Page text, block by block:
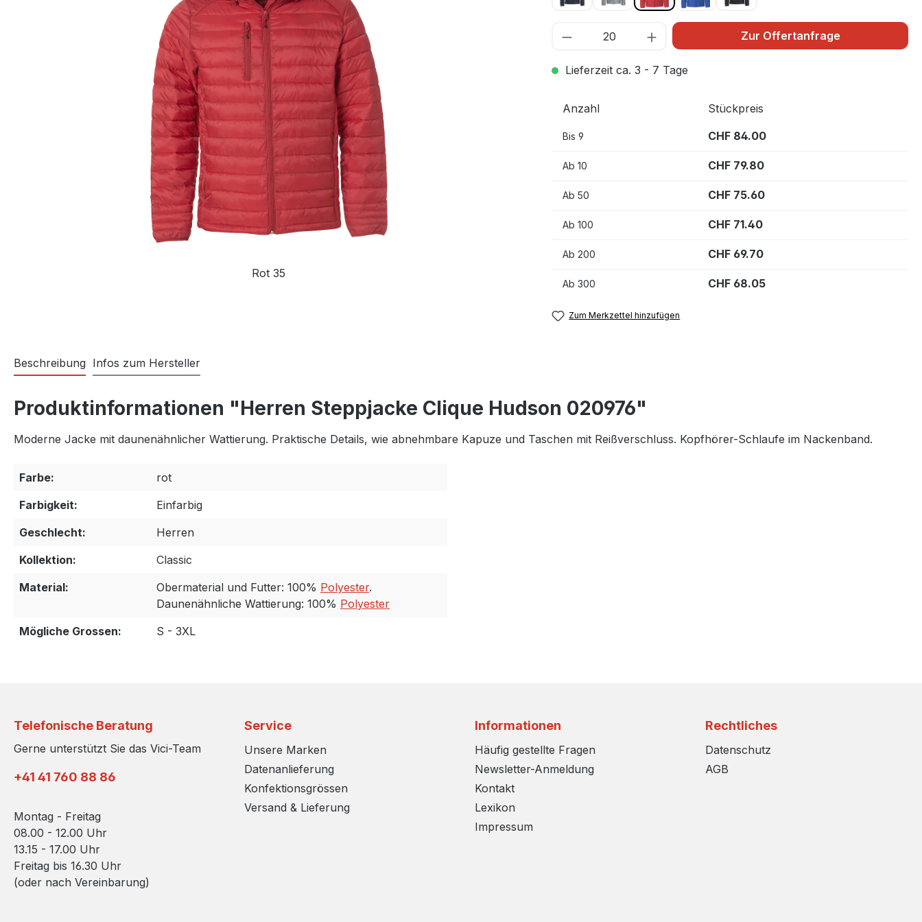
Rot 35
Zur Offertanfrage
Lieferzeit ca. 3 - 7 Tage
Anzahl Stückpreis
Bis 9 CHF 84.00
Ab 10 CHF 79.80
Ab 50 CHF 75.60
Ab 100 CHF 71.40
Ab 200 CHF 69.70
Ab 300 CHF 68.05
Zum Merkzettel hinzufügen
Beschreibung Infos zum Hersteller
Produktinformationen "Herren Steppjacke Clique Hudson 020976"
Moderne Jacke mit daunenähnlicher Wattierung. Praktische Details, wie abnehmbare Kapuze und Taschen mit Reißverschluss. Kopfhörer-Schlaufe im Nackenband.
Farbe:
rot
Farbigkeit:
Einfarbig
Geschlecht:
Herren
Kollektion:
Classic
Material:
Obermaterial und Futter: 100% Polyester.
Daunenähnliche Wattierung: 100% Polyester
Mögliche Grossen:
S - 3XL
Telefonische Beratung
Gerne unterstützt Sie das Vici-Team
+41 41 760 88 86
Montag - Freitag
08.00 - 12.00 Uhr
13.15 - 17.00 Uhr
Freitag bis 16.30 Uhr
(oder nach Vereinbarung)
Service
Unsere Marken
Datenanlieferung
Konfektionsgrössen
Versand & Lieferung
Informationen
Häufig gestellte Fragen
Newsletter-Anmeldung
Kontakt
Lexikon
Impressum
Rechtliches
Datenschutz
AGB